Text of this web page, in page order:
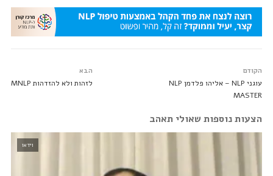
הקודם
עוגני NLP – אליהו פלדמן NLP
MASTER
הבא
לזהות ולא להזדהות MNLP
הצעות נוספות שאולי תאהב
וידאו